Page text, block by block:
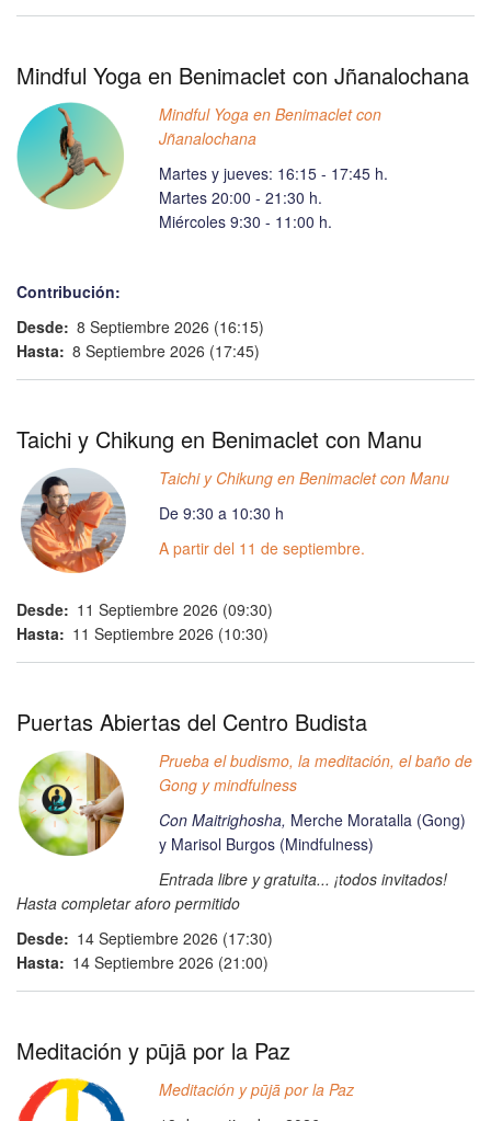
Mindful Yoga en Benimaclet con Jñanalochana
Mindful Yoga en Benimaclet con
Jñanalochana
Martes y jueves: 16:15 - 17:45 h.
Martes 20:00 - 21:30 h.
Miércoles 9:30 - 11:00 h.
Contribución:
Desde 8 Septiembre 2026 (16:15)
Hasta 8 Septiembre 2026 (17:45)
Taichi y Chikung en Benimaclet con Manu
Taichi y Chikung en Benimaclet con Manu
De 9:30 a 10:30 h
A partir del 11 de septiembre.
Desde
11 Septiembre 2026 (09:30)
Hasta
11 Septiembre 2026 (10:30)
Puertas Abiertas del Centro Budista
Prueba el budismo, la meditación, el baño de
Gong y mindfulness
Con Maitrighosha, Merche Moratalla (Gong)
y Marisol Burgos (Mindfulness)
Entrada libre y gratuita... ¡todos invitados!
Hasta completar aforo permitido
Desde
14 Septiembre 2026 (17:30)
Hasta
14 Septiembre 2026 (21:00)
Meditación y pūjā por la Paz
Meditación ypūjā por la Paz